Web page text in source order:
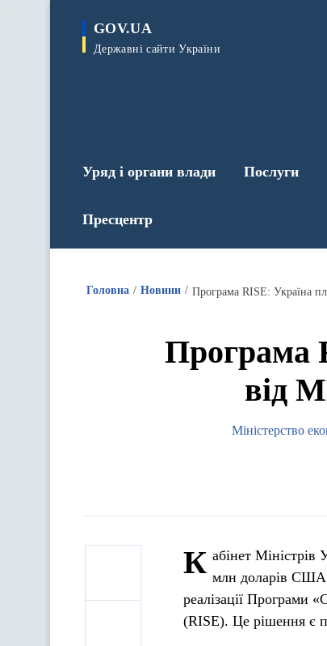
GOV.UA
Державні сайти України
Уряд і органи влади Послуги
Пресцентр
Головна Новини Програма RISE: Україна
Програма
від
Міністерство
К абінет Міністрів
млн доларів США
реалізації Програми
(RISE). Це рішення є